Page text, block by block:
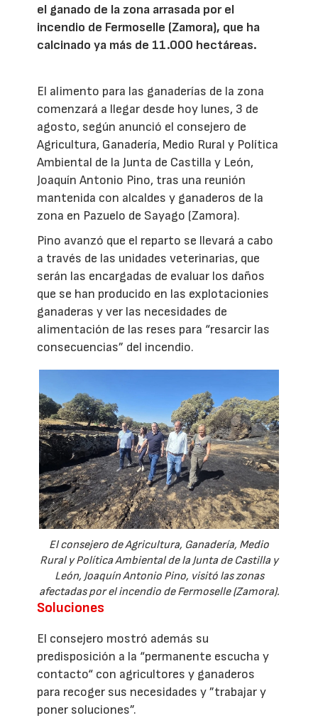
el ganado de la zona arrasada por el
incendio de Fermoselle (Zamora), que ha
calcinado ya más de 11.000 hectáreas.
El alimento para las ganaderías de la zona
comenzará a llegar desde hoy lunes, 3 de
agosto, según anunció el consejero de
Agricultura, Ganadería, Medio Rural y Política
Ambiental de la Junta de Castilla y León,
Joaquín Antonio Pino, tras una reunión
mantenida con alcaldes y ganaderos de la
zona en Pazuelo de Sayago (Zamora).
Pino avanzó que el reparto se llevará a cabo
a través de las unidades veterinarias, que
serán las encargadas de evaluar los daños
que se han producido en las explotacionies
ganaderas y ver las necesidades de
alimentación de las reses para “resarcir las
consecuencias” del incendio.
El consejero de Agricultura, Ganadería, Medio
Rural y Política Ambiental de la Junta de Castilla y
León, Joaquín Antonio Pino, visitó las zonas
afectadas por el incendio de Fermoselle (Zamora).
Soluciones
El consejero mostró además su
predisposición a la “permanente escucha y
contacto“ con agricultores y ganaderos
para recoger sus necesidades y ”trabajar y
poner soluciones”.